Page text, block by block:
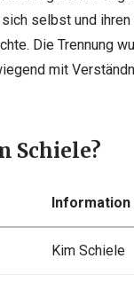
selbst und ihren
Die Trennung
mit
Schiele?
Information
Kim Schiele